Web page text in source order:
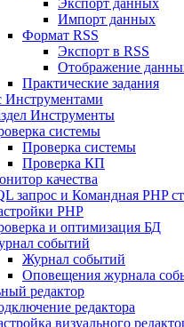
Экспорт данных
Импорт данных
Формат RSS
Экспорт в RSS
Отображение
Практические задания
Инструментами
Инструменты
системы
Проверка системы
Проверка КП
качества
запрос и Командная PHP
PHP
и оптимизация БД
событий
Журнал событий
Оповещения журнала
редактор
редактора
визуального